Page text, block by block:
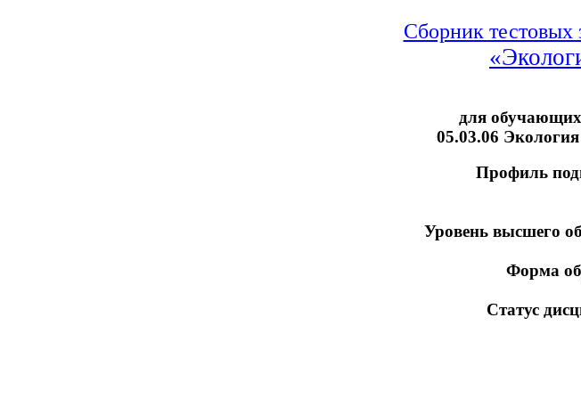
Сборник тестовых
для
05.03.06
Профиль
Уровень высшего
Форма
Статус